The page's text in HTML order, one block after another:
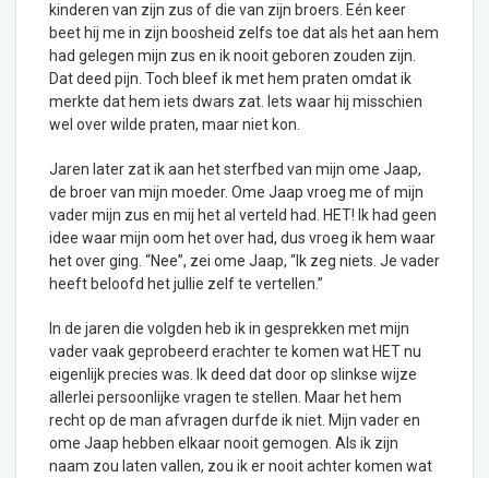
kinderen van zijn zus of die van zijn broers. Eén keer
beet hij me in zijn boosheid zelfs toe dat als het aan hem
had gelegen mijn zus en ik nooit geboren zouden zijn.
Dat deed pijn. Toch bleef ik met hem praten omdat ik
merkte dat hem iets dwars zat. Iets waar hij misschien
wel over wilde praten, maar niet kon.
Jaren later zat ik aan het sterfbed van mijn ome Jaap,
de broer van mijn moeder. Ome Jaap vroeg me of mijn
vader mijn zus en mij het al verteld had. HET! Ik had geen
idee waar mijn oom het over had, dus vroeg ik hem waar
het over ging. “Nee”, zei ome Jaap, “Ik zeg niets. Je vader
heeft beloofd het jullie zelf te vertellen.”
In de jaren die volgden heb ik in gesprekken met mijn
vader vaak geprobeerd erachter te komen wat HET nu
eigenlijk precies was. Ik deed dat door op slinkse wijze
allerlei persoonlijke vragen te stellen. Maar het hem
recht op de man afvragen durfde ik niet. Mijn vader en
ome Jaap hebben elkaar nooit gemogen. Als ik zijn
naam zou laten vallen, zou ik er nooit achter komen wat